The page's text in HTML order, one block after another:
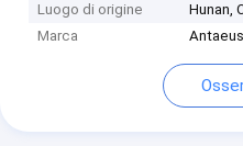
Luogo di origine
Hunan,
Marca
Antaeus